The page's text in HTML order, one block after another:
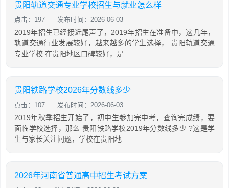
贵阳轨道交通专业学校招生与就业怎么样
点击：197 发布时间：2026-06-03
2019年招生已经接近尾声了，2019年招生在准备中，这几年，
轨道交通行业发展较好，越来越多的学生选择， 贵阳轨道交通
专业学校 在贵阳地区口碑较好，是
贵阳铁路学校2026年分数线多少
点击：107 发布时间：2026-06-03
2019年秋季招生开始了，初中生参加完中考，查询完成绩，要
面临学校选择，那么 贵阳铁路学校2019年分数线多少 ?这是学
生与家长关注问题，学校在贵阳地
2026年河南省普通高中招生考试方案